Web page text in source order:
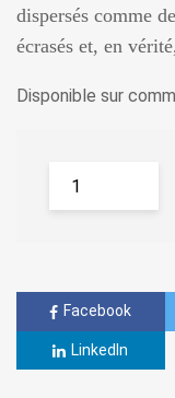
dispersés comme
écrasés et, en
Disponible sur
Facebook
LinkedIn